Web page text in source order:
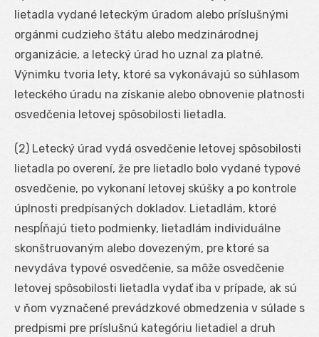
lietadla vydané leteckým úradom alebo príslušnými
orgánmi cudzieho štátu alebo medzinárodnej
organizácie, a letecký úrad ho uznal za platné.
Výnimku tvoria lety, ktoré sa vykonávajú so súhlasom
leteckého úradu na získanie alebo obnovenie platnosti
osvedčenia letovej spôsobilosti lietadla.
(2) Letecký úrad vydá osvedčenie letovej spôsobilosti
lietadla po overení, že pre lietadlo bolo vydané typové
osvedčenie, po vykonaní letovej skúšky a po kontrole
úplnosti predpísaných dokladov. Lietadlám, ktoré
nespĺňajú tieto podmienky, lietadlám individuálne
skonštruovaným alebo dovezeným, pre ktoré sa
nevydáva typové osvedčenie, sa môže osvedčenie
letovej spôsobilosti lietadla vydať iba v prípade, ak sú
v ňom vyznačené prevádzkové obmedzenia v súlade s
predpismi pre príslušnú kategóriu lietadiel a druh